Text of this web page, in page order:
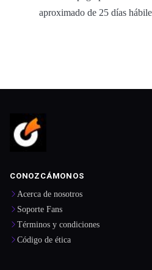
aproximado de 25 días
CONOZCÁMONOS
Acerca de nosotros
Soporte Fans
Términos y condiciones
Código de ética